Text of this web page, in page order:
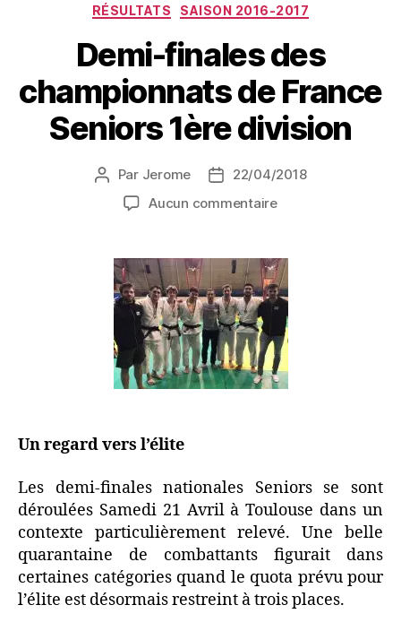
RÉSULTATS SAISON 2016-2017
Demi-finales des
championnats de France
Seniors 1ère division
Par Jerome
22/04/2018
Aucun commentaire
Un regard vers l’élite
Les demi-finales nationales Seniors se sont
déroulées Samedi 21 Avril à Toulouse dans un
contexte particulièrement relevé. Une belle
quarantaine de combattants figurait dans
certaines catégories quand le quota prévu pour
l’élite est désormais restreint à trois places.